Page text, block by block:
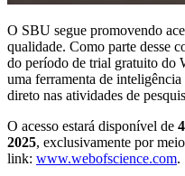
O SBU segue promovendo
qualidade. Como parte desse
do período de trial gratuito do
uma ferramenta de
direto nas atividades de
O acesso estará disponível de
2025, exclusivamente por
link: www.webofscience.com.